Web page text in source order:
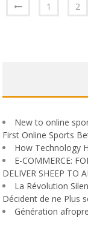
1 2
New to online
First Online Sports
How Technology
E-COMMERCE:
DELIVER SHEEP TO
La Révolution
Décident de ne Plus
Génération